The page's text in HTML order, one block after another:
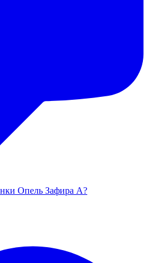
Опель Зафира А?